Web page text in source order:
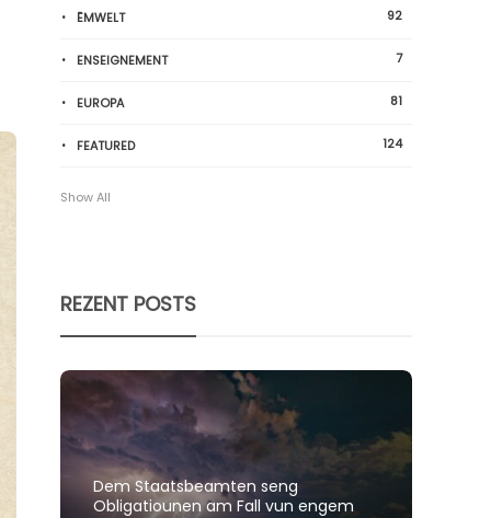
ËMWELT 92
ENSEIGNEMENT 7
EUROPA 81
FEATURED 124
Show All
REZENT POSTS
Dem Staatsbeamten seng
Obligatiounen am Fall vun engem